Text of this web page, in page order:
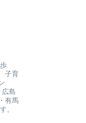
子育
広島
有馬
。